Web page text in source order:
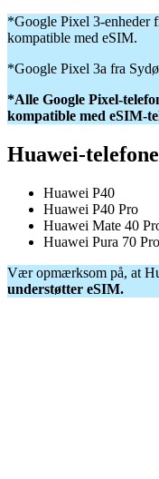
*Google Pixel 3-enheder
kompatible med eSIM.
*Google Pixel 3a fra
*Alle Google Pixel-
kompatible med eSIM-
Huawei-
Huawei P40
Huawei P40 Pro
Huawei Mate 40
Huawei Pura 70 Pro
Vær opmærksom på, at
understøtter eSIM.